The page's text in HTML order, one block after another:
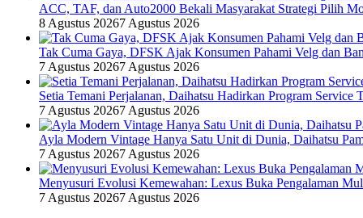
ACC, TAF, dan Auto2000 Bekali Masyarakat Strategi Pilih
8 Agustus 20267 Agustus 2026
Tak Cuma Gaya, DFSK Ajak Konsumen Pahami Velg dan
7 Agustus 20267 Agustus 2026
Setia Temani Perjalanan, Daihatsu Hadirkan Program
7 Agustus 20267 Agustus 2026
Ayla Modern Vintage Hanya Satu Unit di Dunia, Daihatsu
7 Agustus 20267 Agustus 2026
Menyusuri Evolusi Kemewahan: Lexus Buka Pengalaman
7 Agustus 20267 Agustus 2026